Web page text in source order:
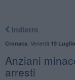
Indietro
Cronaca Venerdì 19
Anziani
arresti